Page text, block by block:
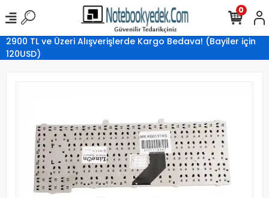
2900 TL ve Üzeri Alışverişlerde Kargo Bedava! (Bayiler için
120USD)
0